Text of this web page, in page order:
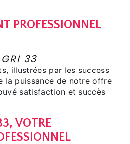
PROFESSIONNEL
33
illustrées par les success
la puissance de notre offre
satisfaction et succès
VOTRE